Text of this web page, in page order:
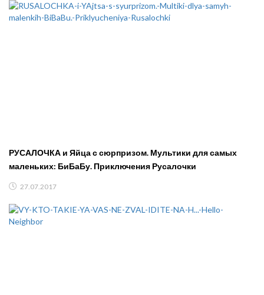
РУСАЛОЧКА и Яйца с сюрпризом. Мультики для самых
маленьких: БиБаБу. Приключения Русалочки
27.07.2017